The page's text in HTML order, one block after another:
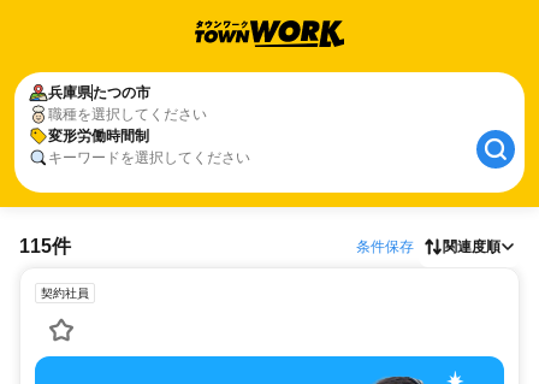
兵庫県たつの市
職種を選択してください
変形労働時間制
キーワードを選択してください
115件 条件保存 関連度順
契約社員